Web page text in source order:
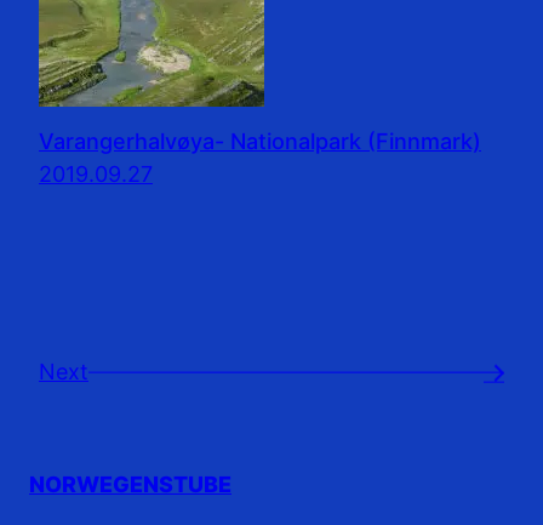
Varangerhalvøya- Nationalpark (Finnmark)
2019.09.27
Next →
NORWEGENSTUBE